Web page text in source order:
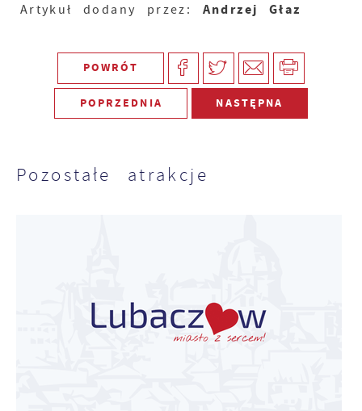
Artykuł dodany przez: Andrzej Głaz
POWRÓT
POPRZEDNIA NASTĘPNA
Pozostałe atrakcje